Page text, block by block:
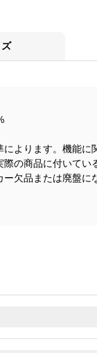
によります。機能
際の商品に付いて
ー欠品または廃盤